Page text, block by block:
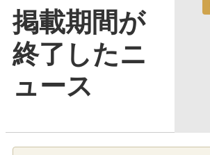
掲載期間が
終了したニ
ュース